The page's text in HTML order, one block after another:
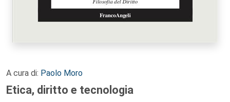
A cura di: Paolo Moro
Etica, diritto e tecnologia